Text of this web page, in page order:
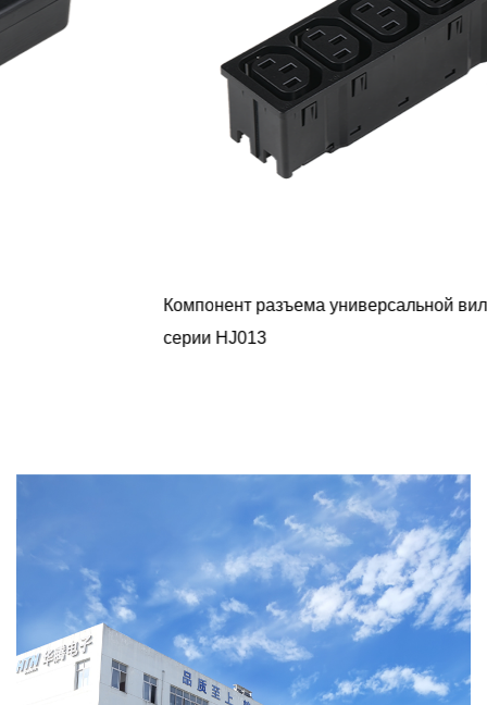
Компонент разъема универсальной вилки питания